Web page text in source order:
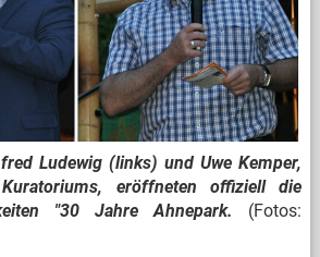
Ludewig (links) und Uwe Kemper,
eröffneten offiziell die
"30 Jahre Ahnepark.
(Fotos: